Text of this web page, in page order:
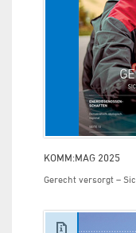
KOMM:MAG 2025
Gerecht versorgt –